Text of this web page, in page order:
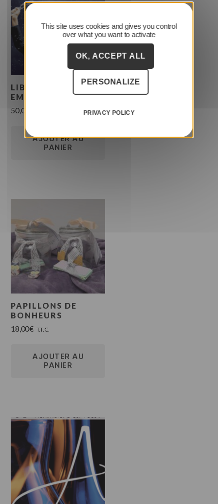
LIBRE… DE TOUTE
EMPRISE ! ®
50,00
AJOUTER AU
PANIER
PAPILLONS DE
BONHEURS
18,00€ T.T.C.
AJOUTER AU
PANIER
This site uses cookies and gives you control
over what you want to activate
OK, ACCEPT ALL
PERSONALIZE
PRIVACY POLICY